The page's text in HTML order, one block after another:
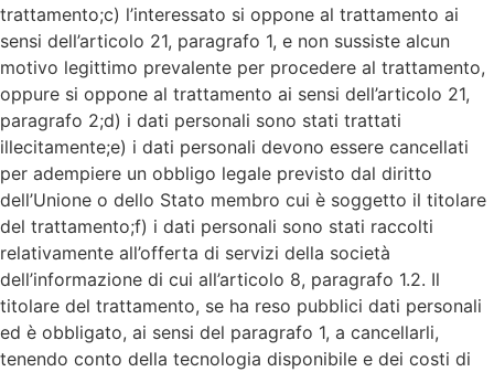
trattamento;c) l’interessato si oppone al trattamento ai
sensi dell’articolo 21, paragrafo 1, e non sussiste alcun
motivo legittimo prevalente per procedere al trattamento,
oppure si oppone al trattamento ai sensi dell’articolo 21,
paragrafo 2;d) i dati personali sono stati trattati
illecitamente;e) i dati personali devono essere cancellati
per adempiere un obbligo legale previsto dal diritto
dell’Unione o dello Stato membro cui è soggetto il titolare
del trattamento;f) i dati personali sono stati raccolti
relativamente all’offerta di servizi della società
dell’informazione di cui all’articolo 8, paragrafo 1.2. Il
titolare del trattamento, se ha reso pubblici dati personali
ed è obbligato, ai sensi del paragrafo 1, a cancellarli,
tenendo conto della tecnologia disponibile e dei costi di